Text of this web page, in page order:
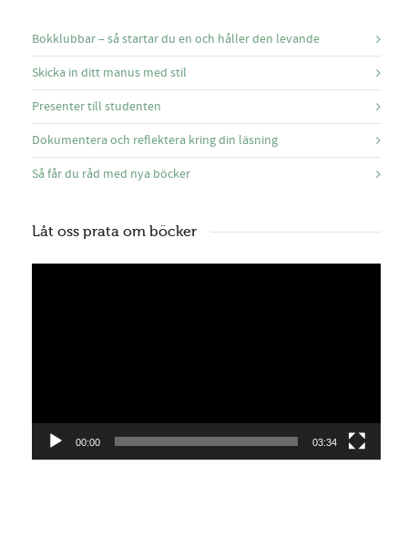
Bokklubbar – så startar du en och håller den levande
Skicka in ditt manus med stil
Presenter till studenten
Dokumentera och reflektera kring din läsning
Så får du råd med nya böcker
Låt oss prata om böcker
00:00 03:34